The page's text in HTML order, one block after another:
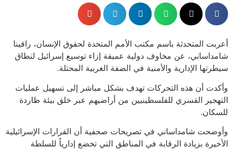
أعربت المتحدثة باسم مكتب الأمم المتحدة لحقوق الإنسان، رافينا
شامداساني، عن مخاوف دولية عميقة إزاء توسيع إسرائيل لنطاق
سيطرتها الإدارية والأمنية في الضفة الغربية المحتلة.
وأكدت أن هذه التحركات تهدف بشكل مباشر إلى تسهيل عمليات
التهجير القسري للفلسطينيين من أراضيهم عبر خلق بيئة طاردة
للسكان.
وأوضحت شامداساني في تصريحات صحفية أن القرارات الإسرائيلية
الأخيرة بزيادة الرقابة في المناطق التي تخضع إدارياً للسلطة